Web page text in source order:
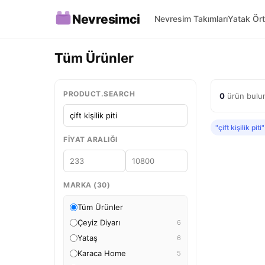
Nevresimci Nevresim TakımlarıYatak
Tüm Ürünler
PRODUCT.SEARCH
FIYAT ARALIĞI
MARKA (30)
Tüm Ürünler
Çeyiz Diyarı
6
Yataş 6
Karaca Home 5
0 ürün
"çift kişilik piti"